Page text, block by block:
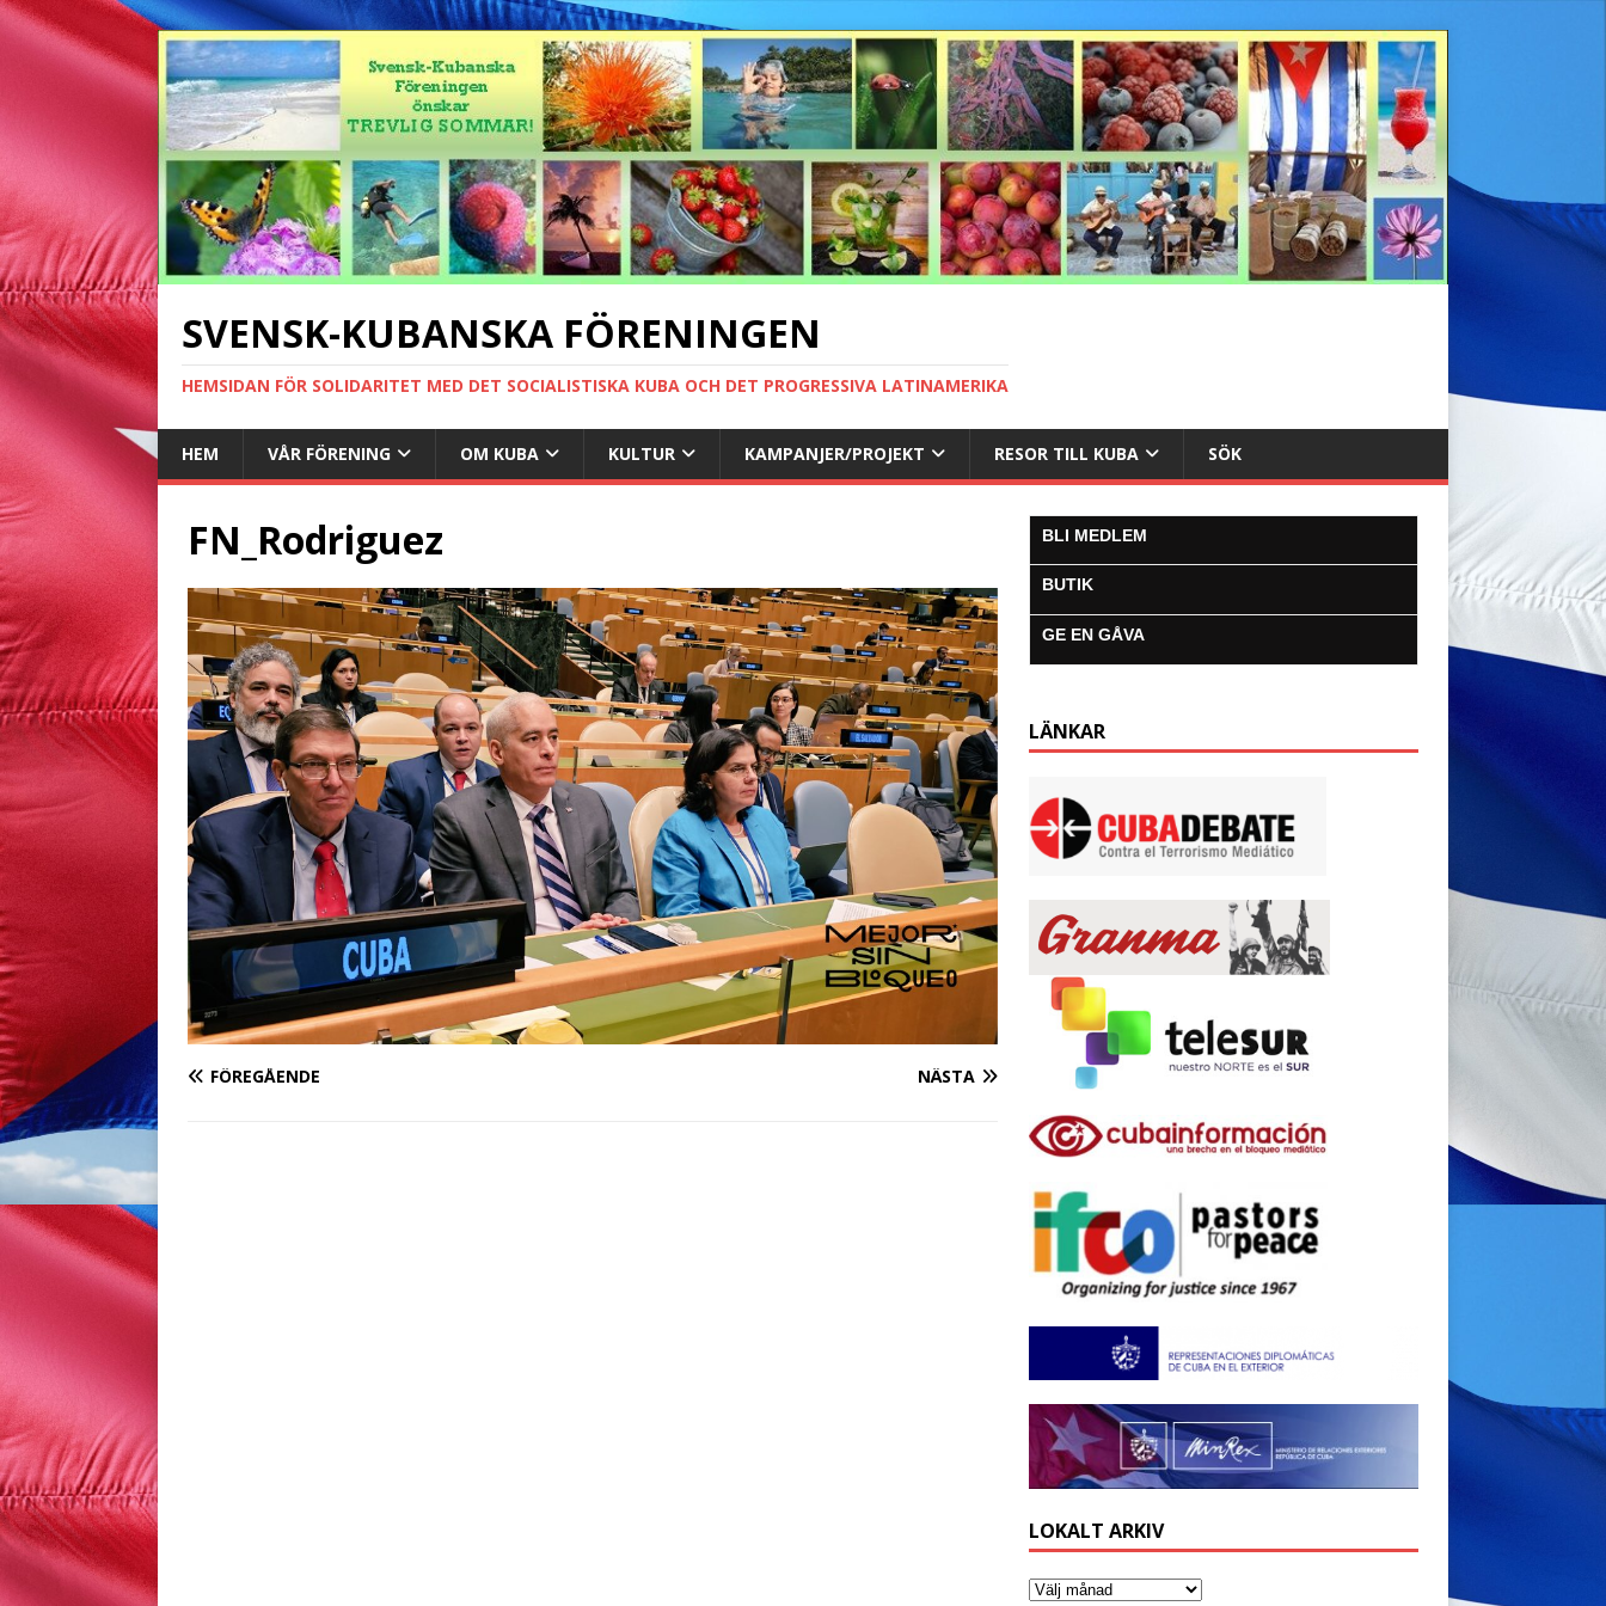
SVENSK-KUBANSKA FÖRENINGEN
HEMSIDAN FÖR SOLIDARITET MED DET SOCIALISTISKA KUBA OCH DET PROGRESSIVA LATINAMERIKA
HEM VÅR FÖRENING OM KUBA KULTUR KAMPANJER/PROJEKT RESOR TILL KUBA SÖK
FN_Rodriguez
FÖREGÅENDE NÄSTA
BLI MEDLEM
BUTIK
GE EN GÅVA
LÄNKAR
LOKALT ARKIV